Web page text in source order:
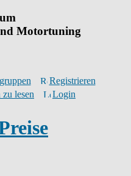
Motortuning
Registrieren
lesen Login